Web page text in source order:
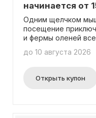
начинается от
Одним щелчком
посещение
и фермы оленей
до 10 августа 2026
Открыть купон